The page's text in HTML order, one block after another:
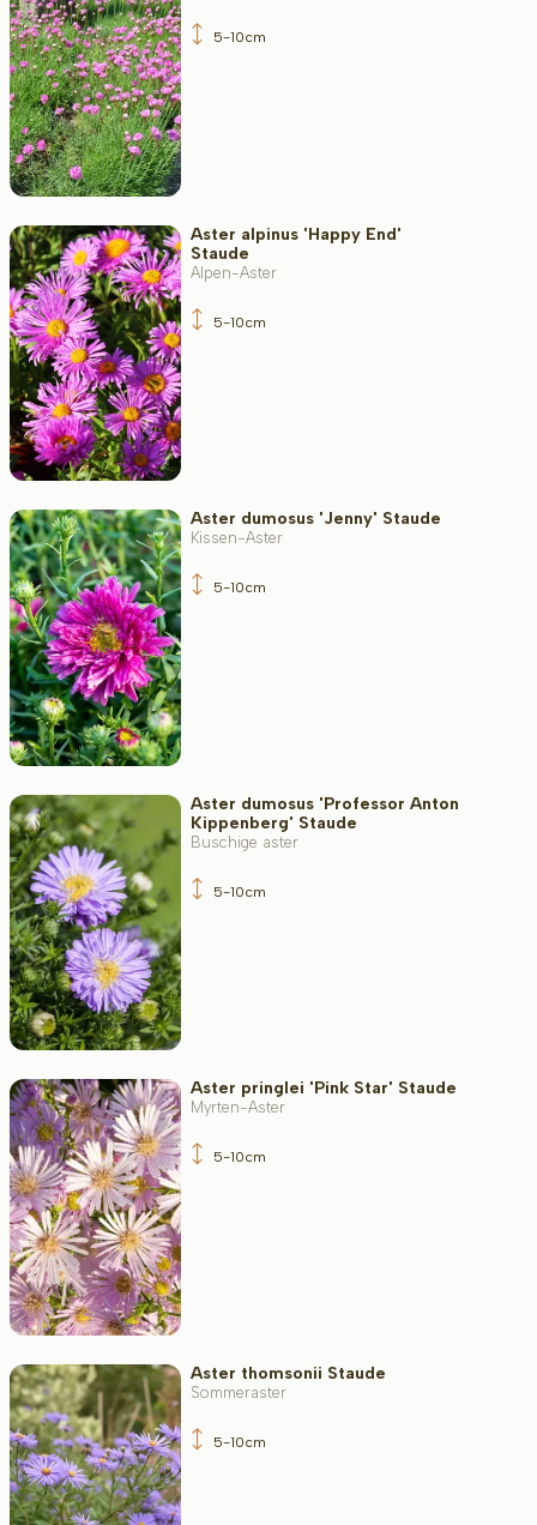
5-10cm
Aster alpinus 'Happy End'
Staude
Alpen-Aster
5-10cm
Aster dumosus 'Jenny' Staude
Kissen-Aster
5-10cm
Aster dumosus 'Professor Anton
Kippenberg' Staude
Buschige aster
5-10cm
Aster pringlei 'Pink Star' Staude
Myrten-Aster
5-10cm
Aster thomsonii Staude
Sommeraster
5-10cm